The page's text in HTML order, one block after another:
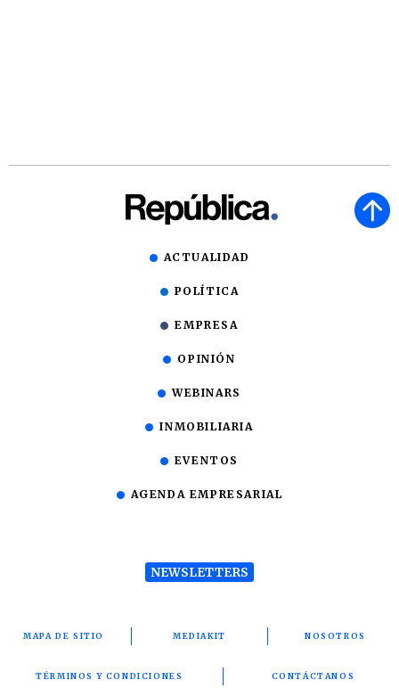
ACTUALIDAD
POLÍTICA
EMPRESA
OPINIÓN
WEBINARS
INMOBILIARIA
EVENTOS
AGENDA EMPRESARIAL
NEWSLETTERS
MAPA DE SITIO MEDIAKIT NOSOTROS
TÉRMINOS Y CONDICIONES CONTÁCTANOS